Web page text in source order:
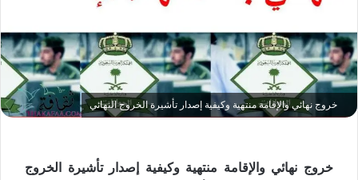
خروج نهائي والإقامة منتهية وكيفية إصدار تأشيرة الخروج النهائي
خروج نهائي والإقامة منتهية وكيفية إصدار تأشيرة الخروج